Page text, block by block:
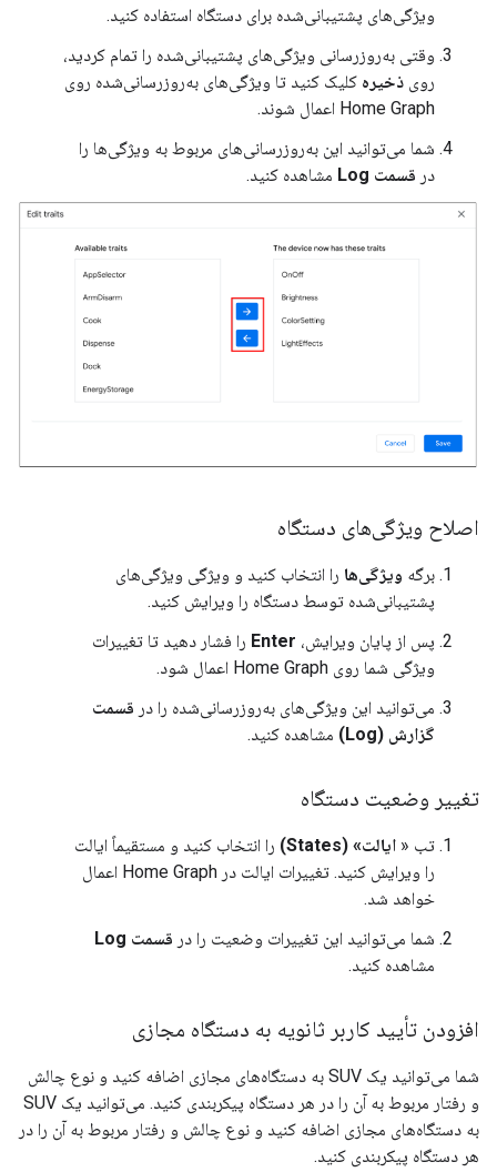
ویژگی‌های پشتیبانی‌شده برای دستگاه استفاده کنید.
وقتی به‌روزرسانی ویژگی‌های پشتیبانی‌شده را تمام کردید،
روی ذخیره کلیک کنید تا ویژگی‌های به‌روزرسانی‌شده روی
Home Graph اعمال شوند.
شما می‌توانید این به‌روزرسانی‌های مربوط به ویژگی‌ها را
در قسمت Log مشاهده کنید.
اصلاح ویژگی‌های دستگاه
برگه ویژگی‌ها را انتخاب کنید و ویژگی ویژگی‌های
پشتیبانی‌شده توسط دستگاه را ویرایش کنید.
پس از پایان ویرایش، Enter را فشار دهید تا تغییرات
ویژگی شما روی Home Graph اعمال شود.
می‌توانید این ویژگی‌های به‌روزرسانی‌شده را در قسمت
گزارش (Log)
مشاهده کنید.
تغییر وضعیت دستگاه
تب « ایالت» (States)
را انتخاب کنید و مستقیماً ایالت
را ویرایش کنید. تغییرات ایالت در Home Graph اعمال
خواهد شد.
شما می‌توانید این تغییرات وضعیت را در قسمت Log
مشاهده کنید.
افزودن تأیید کاربر ثانویه به دستگاه مجازی
شما می‌توانید یک SUV به دستگاه‌های مجازی اضافه کنید و نوع چالش
و رفتار مربوط به آن را در هر دستگاه پیکربندی کنید. می‌توانید یک SUV
به دستگاه‌های مجازی اضافه کنید و نوع چالش و رفتار مربوط به آن را در
هر دستگاه پیکربندی کنید.